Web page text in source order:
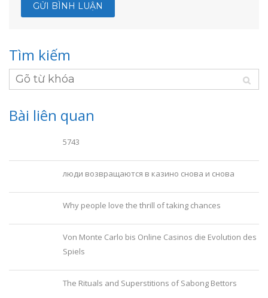
Tìm kiếm
Bài liên quan
5743
люди возвращаются в казино снова и снова
Why people love the thrill of taking chances
Von Monte Carlo bis Online Casinos die Evolution des
Spiels
The Rituals and Superstitions of Sabong Bettors